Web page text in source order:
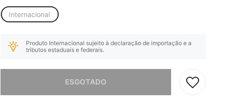
Internacional
Produto Internacional sujeito à declaração de importação e a
tributos estaduais e federais.
ESGOTADO
Desculpe, este produto está esgotado.